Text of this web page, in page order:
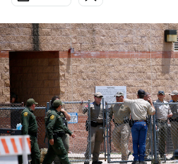
Economia
Sport
PODCAST
NEWSLETTER